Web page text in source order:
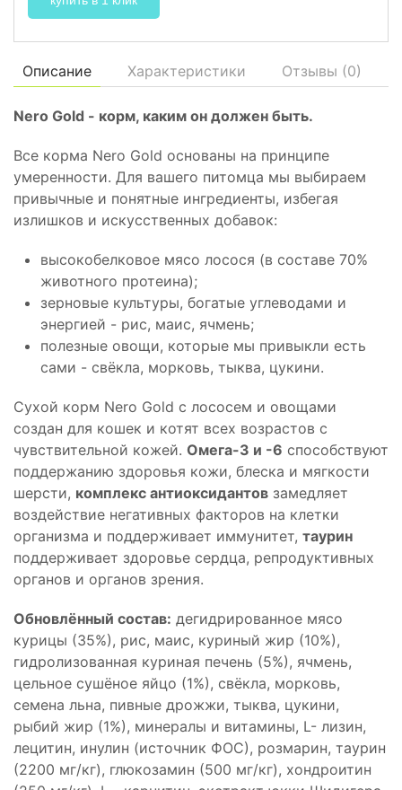
Описание Характеристики Отзывы (0)
Nero Gold - корм, каким он должен быть.
Все корма Nero Gold основаны на принципе
умеренности. Для вашего питомца мы выбираем
привычные и понятные ингредиенты, избегая
излишков и искусственных добавок:
высокобелковое мясо лосося (в составе 70%
животного протеина);
зерновые культуры, богатые углеводами и
энергией - рис, маис, ячмень;
полезные овощи, которые мы привыкли есть
сами - свёкла, морковь, тыква, цукини.
Сухой корм Nero Gold с лососем и овощами
создан для кошек и котят всех возрастов с
чувствительной кожей. Омега-3 и -6 способствуют
поддержанию здоровья кожи, блеска и мягкости
шерсти, комплекс антиоксидантов замедляет
воздействие негативных факторов на клетки
организма и поддерживает иммунитет, таурин
поддерживает здоровье сердца, репродуктивных
органов и органов зрения.
Обновлённый состав: дегидрированное мясо
курицы (35%), рис, маис, куриный жир (10%),
гидролизованная куриная печень (5%), ячмень,
цельное сушёное яйцо (1%), свёкла, морковь,
семена льна, пивные дрожжи, тыква, цукини,
рыбий жир (1%), минералы и витамины, L- лизин,
лецитин, инулин (источник ФОС), розмарин, таурин
(2200 мг/кг), глюкозамин (500 мг/кг), хондроитин